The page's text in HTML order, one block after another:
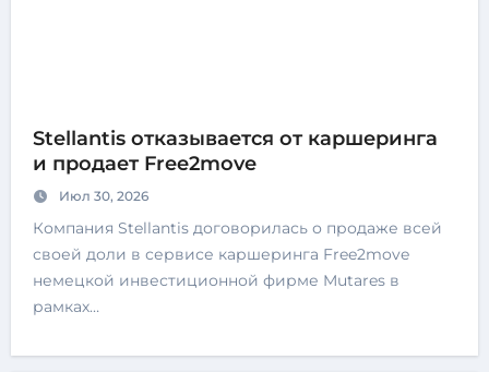
Stellantis отказывается от каршеринга
и продает Free2move
Июл 30, 2026
Компания Stellantis договорилась о продаже всей
своей доли в сервисе каршеринга Free2move
немецкой инвестиционной фирме Mutares в
рамках…